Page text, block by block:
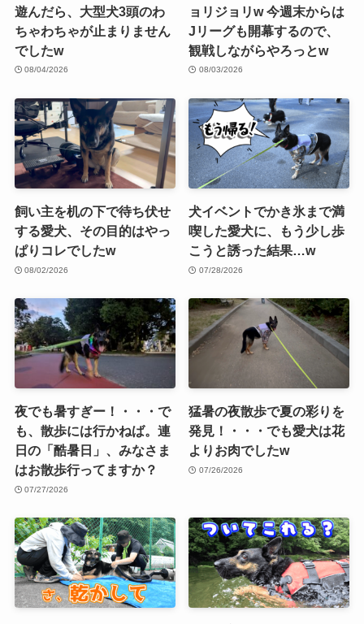
遊んだら、大型犬3頭のわ
ちゃわちゃが止まりません
でしたw
08/04/2026
ョリジョリw 今週末からは
Jリーグも開幕するので、
観戦しながらやろっとw
08/03/2026
飼い主を机の下で待ち伏せ
する愛犬、その目的はやっ
ぱりコレでしたw
08/02/2026
犬イベントでかき氷まで満
喫した愛犬に、もう少し歩
こうと誘った結果…w
07/28/2026
夜でも暑すぎー！・・・で
も、散歩には行かねば。連
日の「酷暑日」、みなさま
はお散歩行ってますか？
07/27/2026
猛暑の夜散歩で夏の彩りを
発見！・・・でも愛犬は花
よりお肉でしたw
07/26/2026